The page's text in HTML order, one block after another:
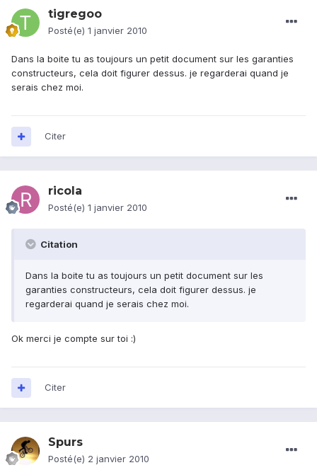
tigregoo
Posté(e) 1 janvier 2010
Dans la boite tu as toujours un petit document sur les garanties
constructeurs, cela doit figurer dessus. je regarderai quand je
serais chez moi.
Citer
ricola
Posté(e) 1 janvier 2010
Citation
Dans la boite tu as toujours un petit document sur les
garanties constructeurs, cela doit figurer dessus. je
regarderai quand je serais chez moi.
Ok merci je compte sur toi :)
Citer
Spurs
Posté(e) 2 janvier 2010